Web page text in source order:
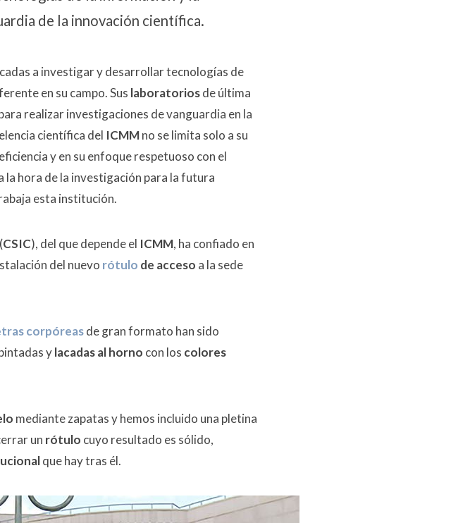
de la innovación científica.
a investigar y desarrollar tecnologías de
en su campo. Sus laboratoriosde última
realizar investigaciones de vanguardia en la
científica del ICMMno se limita solo a su
y en su enfoque respetuoso con el
la hora de la investigación para la futura
esta institución.
CSIC), del que depende el ICMM, ha confiado en
del nuevo rótulo de acceso a la sede
corpóreasde gran formato han sido
ylacadas al horno con los colores
mediante zapatas y hemos incluido una pletina
un rótulo cuyo resultado es sólido,
que hay tras él.